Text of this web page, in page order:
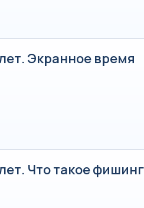
Экранное время
Что такое фишинг